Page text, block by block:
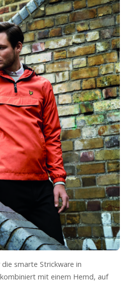
smarte Strickware in
mit einem Hemd, auf